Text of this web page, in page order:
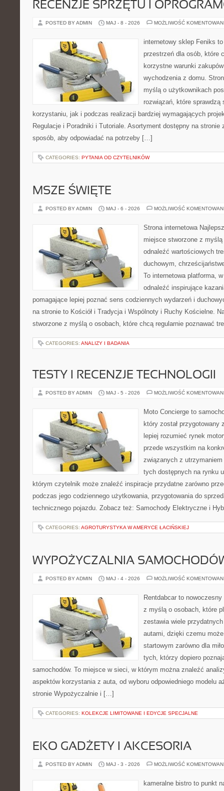
RECENZJE SPRZĘTU I
POSTED BY ADMIN MAJ - 8 - 2026 MOŻLIWOŚĆ
internetowy sklep Feniks
przestrzeń dla osób, które
korzystne warunki
wychodzenia z domu.
myślą o użytkownikach
rozwiązań, które sprawdzą
korzystaniu, jak i podczas realizacji bardziej wymagających
Regulacje i Poradniki i Tutoriale. Asortyment dostępny na stronie
sposób, aby odpowiadać na potrzeby […]
CATEGORIES: PYTANIA OD CZYTELNIKÓW
MSZE ŚWIĘTE
POSTED BY ADMIN MAJ - 6 - 2026 MOŻLIWOŚĆ
Strona internetowa
miejsce stworzone z
odnaleźć wartościowych
duchowym,
To internetowa platforma,
odnaleźć inspirujące
pomagające lepiej poznać sens codziennych wydarzeń i
na stronie to Kościół i Tradycja i Wspólnoty i Ruchy Kościelne.
stworzone z myślą o osobach, które chcą regularnie poznawać
CATEGORIES: ANALIZY I BADANIA
TESTY I RECENZJE TECHNOLOGII
POSTED BY ADMIN MAJ - 5 - 2026 MOŻLIWOŚĆ
Moto Concierge to
który został
lepiej rozumieć rynek
przede wszystkim na
związanych z utrzymaniem
tych dostępnych na rynku
którym czytelnik może znaleźć inspiracje przydatne zarówno
podczas jego codziennego użytkowania, przygotowania do
technicznego pojazdu. Zobacz też: Samochody Elektryczne i
CATEGORIES: AGROTURYSTYKA W AMERYCE ŁACIŃSKIEJ
WYPOŻYCZALNIA
POSTED BY ADMIN MAJ - 4 - 2026 MOŻLIWOŚĆ
Rentdabcar to
z myślą o osobach, które
zestawia wiele
autami, dzięki czemu
startowym zarówno dla
tych, którzy dopiero
samochodów. To miejsce w sieci, w którym można znaleźć
aspektów korzystania z auta, od wyboru odpowiedniego modelu
stronie Wypożyczalnie i […]
CATEGORIES: KOLEKCJE LIMITOWANE I EDYCJE SPECJALNE
EKO GADŻETY I AKCESORIA
POSTED BY ADMIN MAJ - 3 - 2026 MOŻLIWOŚĆ
kameralne bistro to punkt